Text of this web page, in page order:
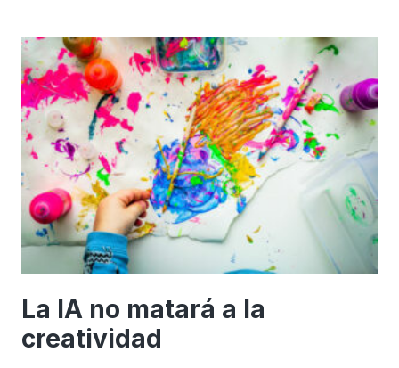
de
FSE
en
WordPress
para
mejorar
el
rendimiento
y
el
SEO
La IA no matará a la
creatividad